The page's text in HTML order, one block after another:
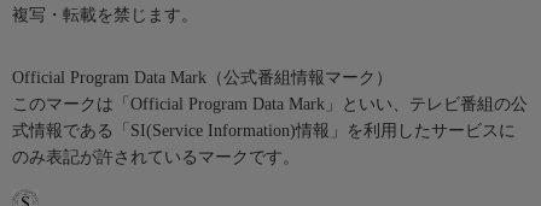
複写・転載を禁じます。
Official Program Data Mark（公式番組情報マーク）
このマークは「Official Program Data Mark」といい、テレビ番組の公
式情報である「SI(Service Information)情報」を利用したサービスに
のみ表記が許されているマークです。